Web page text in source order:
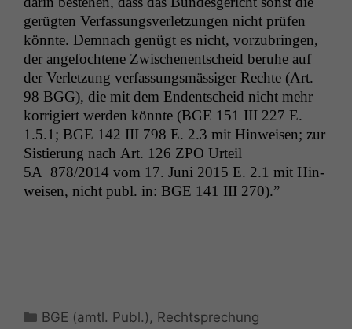
gerügten Ver­fas­sungsver­let­zun­gen nicht prüfen
kön­nte. Dem­nach genügt es nicht, vorzubrin­gen,
der ange­focht­ene Zwis­ch­enentscheid beruhe auf
der Ver­let­zung ver­fas­sungsmäs­siger Rechte (Art.
98 BGG), die mit dem Endentscheid nicht mehr
kor­rigiert wer­den kön­nte (BGE 151 III 227 E.
1.5.1; BGE 142 III 798 E. 2.3 mit Hin­weisen; zur
Sistierung nach Art. 126 ZPO Urteil
5A_878/2014 vom 17. Juni 2015 E. 2.1 mit Hin­
weisen, nicht publ. in: BGE 141 III 270).”
Kategorien
BGE (amtl. Publ.) , Rechtsprechung